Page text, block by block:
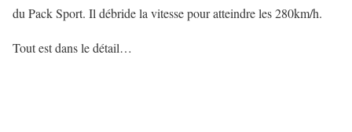
du Pack Sport. Il débride la vitesse pour atteindre les 280km/h.
Tout est dans le détail…